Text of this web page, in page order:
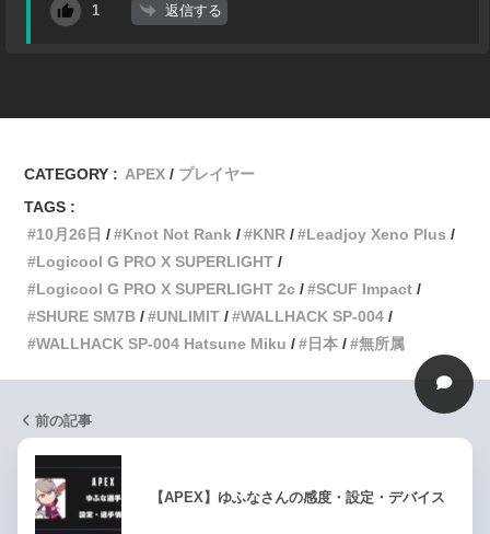
1 返信する
CATEGORY : APEX
プレイヤー
TAGS :
10月26日
Knot Not Rank KNR
Leadjoy Xeno Plus
Logicool G PRO X SUPERLIGHT
Logicool G PRO X SUPERLIGHT 2c
SCUF Impact
SHURE SM7B
UNLIMIT
WALLHACK SP-004
WALLHACK SP-004 Hatsune Miku
日本 無所属
前の記事
【APEX】ゆふなさんの感度・設定・デバイス